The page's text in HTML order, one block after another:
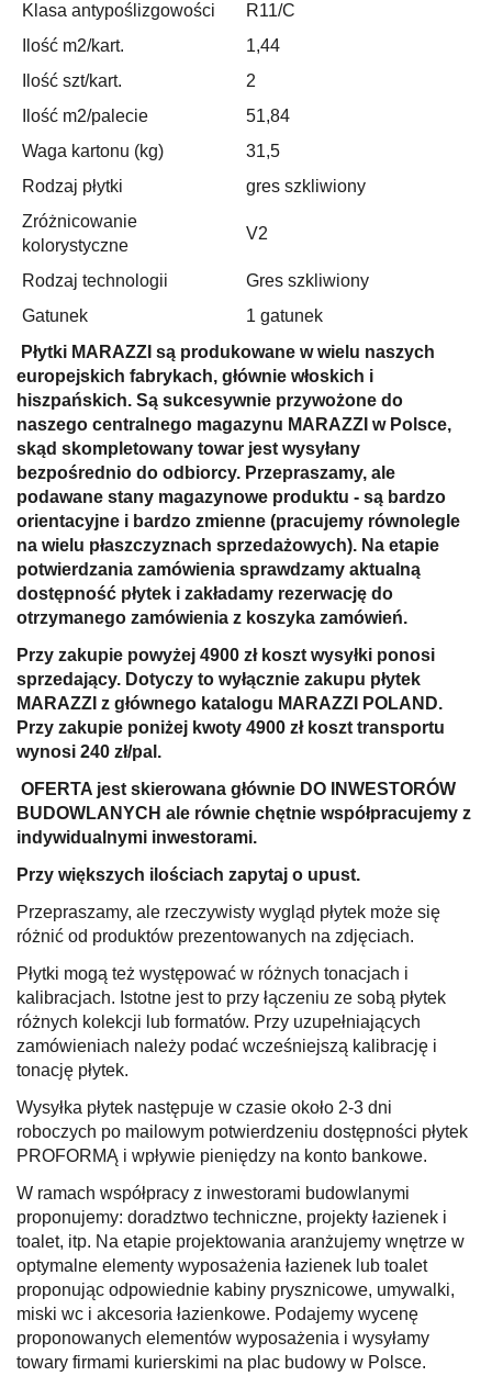
Klasa antypoślizgowości
R11/C
Ilość m2/kart.
1,44
Ilość szt/kart.
2
Ilość m2/palecie
51,84
Waga kartonu (kg)
31,5
Rodzaj płytki
gres szkliwiony
Zróżnicowanie
kolorystyczne
V2
Rodzaj technologii
Gres szkliwiony
Gatunek
1 gatunek
Płytki MARAZZI są produkowane w wielu naszych
europejskich fabrykach, głównie włoskich i
hiszpańskich. Są sukcesywnie przywożone do
naszego centralnego magazynu MARAZZI w Polsce,
skąd skompletowany towar jest wysyłany
bezpośrednio do odbiorcy. Przepraszamy, ale
podawane stany magazynowe produktu - są bardzo
orientacyjne i bardzo zmienne (pracujemy równolegle
na wielu płaszczyznach sprzedażowych). Na etapie
potwierdzania zamówienia sprawdzamy aktualną
dostępność płytek i zakładamy rezerwację do
otrzymanego zamówienia z koszyka zamówień.
Przy zakupie powyżej 4900 zł koszt wysyłki ponosi
sprzedający. Dotyczy to wyłącznie zakupu płytek
MARAZZI z głównego katalogu MARAZZI POLAND.
Przy zakupie poniżej kwoty 4900 zł koszt transportu
wynosi 240 zł/pal.
OFERTA jest skierowana głównie DO INWESTORÓW
BUDOWLANYCH ale równie chętnie współpracujemy z
indywidualnymi inwestorami.
Przy większych ilościach zapytaj o upust.
Przepraszamy, ale rzeczywisty wygląd płytek może się
różnić od produktów prezentowanych na zdjęciach.
Płytki mogą też występować w różnych tonacjach i
kalibracjach. Istotne jest to przy łączeniu ze sobą płytek
różnych kolekcji lub formatów. Przy uzupełniających
zamówieniach należy podać wcześniejszą kalibrację i
tonację płytek.
Wysyłka płytek następuje w czasie około 2-3 dni
roboczych po mailowym potwierdzeniu dostępności płytek
PROFORMĄ i wpływie pieniędzy na konto bankowe.
W ramach współpracy z inwestorami budowlanymi
proponujemy: doradztwo techniczne, projekty łazienek i
toalet, itp. Na etapie projektowania aranżujemy wnętrze w
optymalne elementy wyposażenia łazienek lub toalet
proponując odpowiednie kabiny prysznicowe, umywalki,
miski wc i akcesoria łazienkowe. Podajemy wycenę
proponowanych elementów wyposażenia i wysyłamy
towary firmami kurierskimi na plac budowy w Polsce.